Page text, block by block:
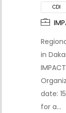
in
date:
for a…